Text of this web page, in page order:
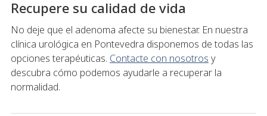
Recupere su calidad de vida
No deje que el adenoma afecte su bienestar. En nuestra
clínica urológica en Pontevedra disponemos de todas las
opciones terapéuticas. Contacte con nosotros y
descubra cómo podemos ayudarle a recuperar la
normalidad.